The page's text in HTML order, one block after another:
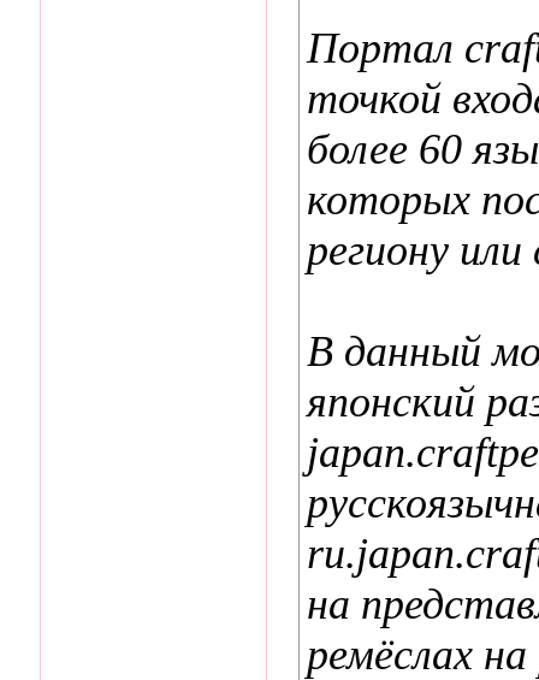
Портал
точкой
более 60
которых
региону
В данный
японский
на
ремёслах